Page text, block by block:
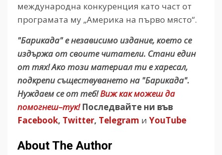
международна конкуренция като част от
програмата му „Америка на първо място“.
"Барикада" е независимо издание, което се
издържа от своите читатели. Стани един
от тях! Ако този материал ти е харесал,
подкрепи съществуването на "Барикада".
Нуждаем се от теб!Виж как можеш да
помогнеш–тук! Последвайте ни във
Facebook, Twitter, Telegram и YouTube
About The Author